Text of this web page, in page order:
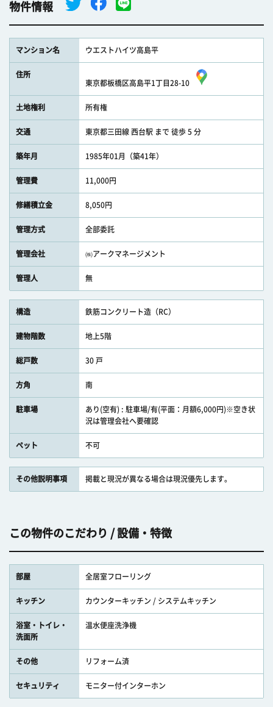
物件情報
マンション名 ウエストハイツ高島平
住所
東京都板橋区高島平1丁目28-10
土地権利 所有権
交通 東京都三田線 西台駅 まで 徒歩 5 分
築年月 1985年01月（築41年）
管理費 11,000円
修繕積立金 8,050円
管理方式 全部委託
管理会社 ㈱アークマネージメント
管理人 無
構造 鉄筋コンクリート造（RC）
建物階数 地上5階
総戸数 30 戸
方角 南
駐車場
あり(空有) : 駐車場/有(平面：月額6,000円)※空き状
況は管理会社へ要確認
ペット 不可
その他説明事項 掲載と現況が異なる場合は現況優先します。
この物件のこだわり / 設備・特徴
部屋 全居室フローリング
キッチン カウンターキッチン / システムキッチン
浴室・トイレ・
洗面所
温水便座洗浄機
その他 リフォーム済
セキュリティ モニター付インターホン